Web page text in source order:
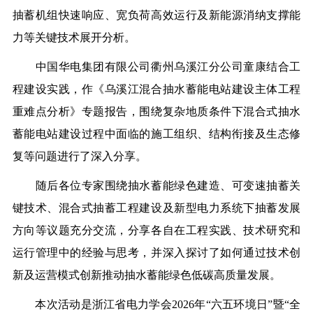
抽蓄机组快速响应、宽负荷高效运行及新能源消纳支撑能
力等关键技术展开分析。
中国华电集团有限公司衢州乌溪江分公司童康结合工
程建设实践，作《乌溪江混合抽水蓄能电站建设主体工程
重难点分析》专题报告，围绕复杂地质条件下混合式抽水
蓄能电站建设过程中面临的施工组织、结构衔接及生态修
复等问题进行了深入分享。
随后各位专家围绕抽水蓄能绿色建造、可变速抽蓄关
键技术、混合式抽蓄工程建设及新型电力系统下抽蓄发展
方向等议题充分交流，分享各自在工程实践、技术研究和
运行管理中的经验与思考，并深入探讨了如何通过技术创
新及运营模式创新推动抽水蓄能绿色低碳高质量发展。
本次活动是浙江省电力学会2026年“六五环境日”暨“全